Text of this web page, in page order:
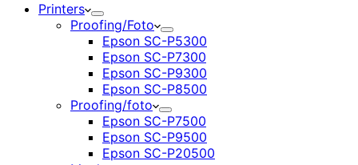
Printers
Proofing/Foto
Epson SC-P5300
Epson SC-P7300
Epson SC-P9300
Epson SC-P8500
Proofing/foto
Epson SC-P7500
Epson SC-P9500
Epson SC-P20500